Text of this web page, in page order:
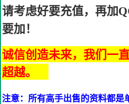
请考虑好要充值，再加
要加！
诚信创造未来，我们一
超越。
注意：所有高手出售的资料都是